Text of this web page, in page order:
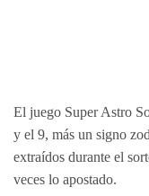
El juego Super Astro
y el 9, más un signo
extraídos durante el
veces lo apostado.